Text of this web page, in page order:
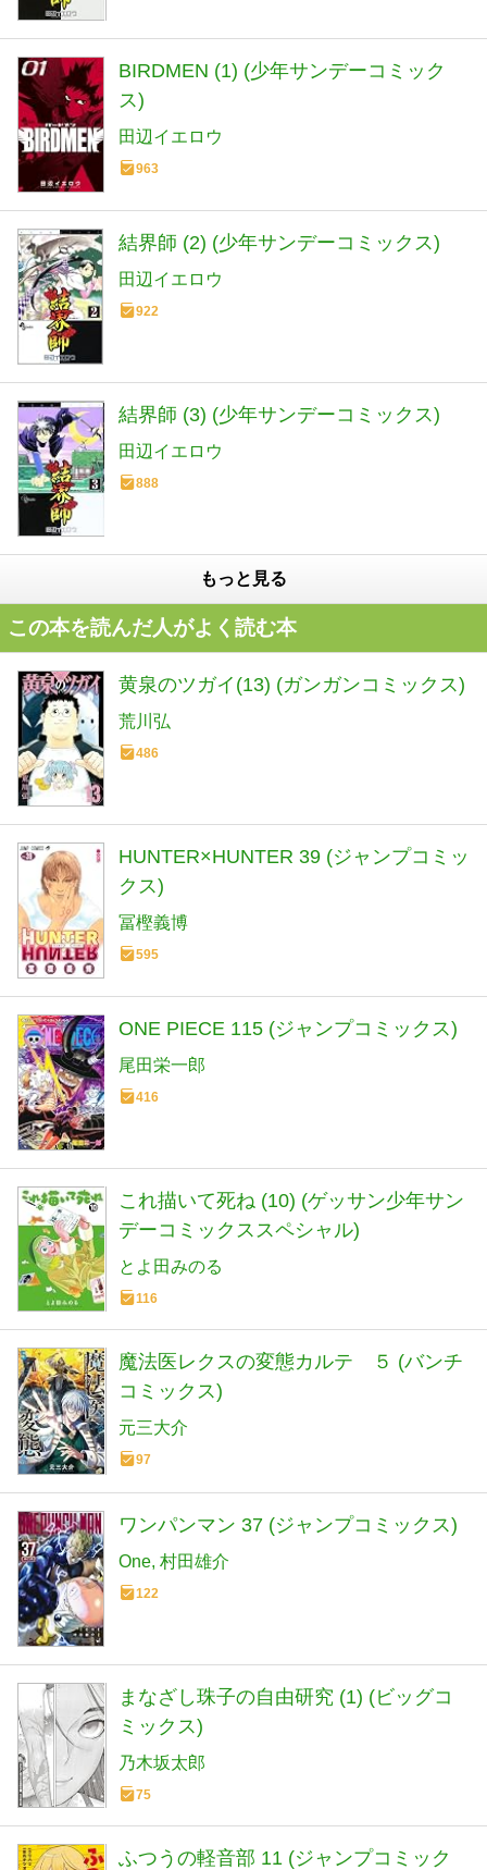
BIRDMEN (1) (少年サンデーコミック
ス)
田辺イエロウ
963
結界師 (2) (少年サンデーコミックス)
田辺イエロウ
922
結界師 (3) (少年サンデーコミックス)
田辺イエロウ
888
もっと見る
この本を読んだ人がよく読む本
黄泉のツガイ(13) (ガンガンコミックス)
荒川弘
486
HUNTER×HUNTER 39 (ジャンプコミッ
クス)
冨樫義博
595
ONE PIECE 115 (ジャンプコミックス)
尾田栄一郎
416
これ描いて死ね (10) (ゲッサン少年サン
デーコミックススペシャル)
とよ田みのる
116
魔法医レクスの変態カルテ ５ (バンチ
コミックス)
元三大介
97
ワンパンマン 37 (ジャンプコミックス)
One 村田雄介
122
まなざし珠子の自由研究 (1) (ビッグコ
ミックス)
乃木坂太郎
75
ふつうの軽音部 11 (ジャンプコミック